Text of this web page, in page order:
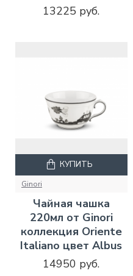
13225 руб.
Ginori
Чайная чашка
220мл от Ginori
коллекция Oriente
Italiano цвет Albus
14950 руб.
КУПИТЬ